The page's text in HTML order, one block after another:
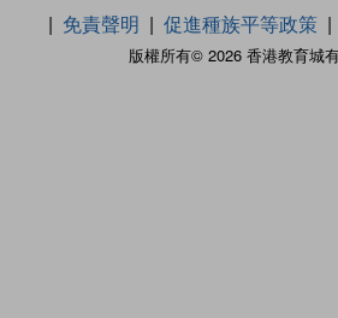
版權所有© 2026 香港教育城
免責聲明
促進種族平等政策